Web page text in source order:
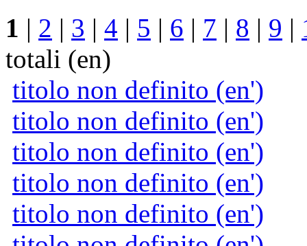
1 | 2 | 3 | 4 | 5 | 6 | 7 | 8 | 9 |
totali (en)
titolo non definito (en')
titolo non definito (en')
titolo non definito (en')
titolo non definito (en')
titolo non definito (en')